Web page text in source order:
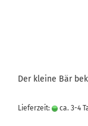
Der kleine Bär
Lieferzeit: ca. 3-4